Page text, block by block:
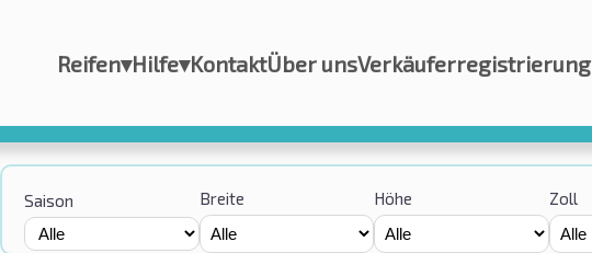
Reifen▾Hilfe▾KontaktÜber unsVerkäuferregistrierung
Saison Breite Höhe Zoll